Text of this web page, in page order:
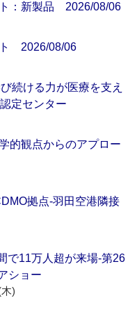
：新製品 2026/08/06
ト 2026/08/06
続ける力が医療を支え
定センター
的観点からのアプロー
拠点‐羽田空港隣接
で11万人超が来場‐第26
ショー
)